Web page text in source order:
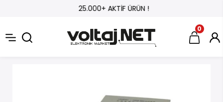
25.000+ AKTİF ÜRÜN !
0